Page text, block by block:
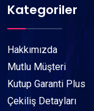
Kategoriler
Hakkımızda
Mutlu Müşteri
Kutup Garanti Plus
Çekiliş Detayları